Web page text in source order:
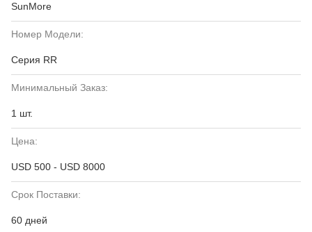
SunMore
Номер Модели:
Серия RR
Минимальный Заказ:
1 шт.
Цена:
USD 500 - USD 8000
Срок Поставки:
60 дней